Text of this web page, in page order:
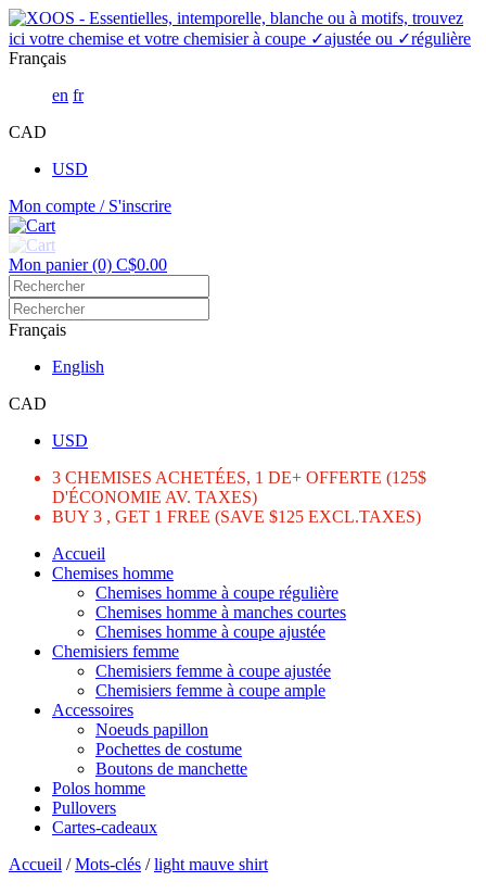
Français
en fr
CAD
USD
Mon compte / S'inscrire
Mon panier (0) C$0.00
Français
English
CAD
USD
3 CHEMISES ACHETÉES, 1 DE+ OFFERTE (125$
D'ÉCONOMIE AV. TAXES)
BUY 3 , GET 1 FREE (SAVE $125 EXCL.TAXES)
Accueil
Chemises homme
Chemises homme à coupe régulière
Chemises homme à manches courtes
Chemises homme à coupe ajustée
Chemisiers femme
Chemisiers femme à coupe ajustée
Chemisiers femme à coupe ample
Accessoires
Noeuds papillon
Pochettes de costume
Boutons de manchette
Polos homme
Pullovers
Cartes-cadeaux
Accueil /Mots-clés /light mauve shirt